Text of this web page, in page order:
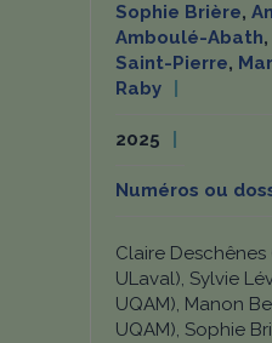
Sophie Brière,
Amboulé-Abath,
Saint-Pierre,
Raby
2025
Numéros ou
Claire
ULaval), Sylvie
UQAM), Manon
UQAM), Sophie